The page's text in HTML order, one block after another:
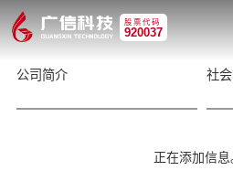
股票代码
920037
公司简介 社
正在添加信息